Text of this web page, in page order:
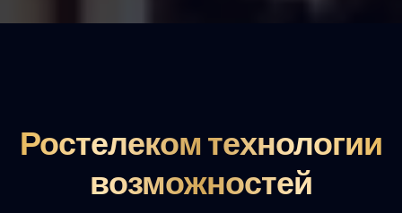
Ростелеком технологии
возможностей